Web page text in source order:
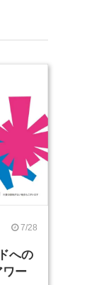
7/28
への
ワー